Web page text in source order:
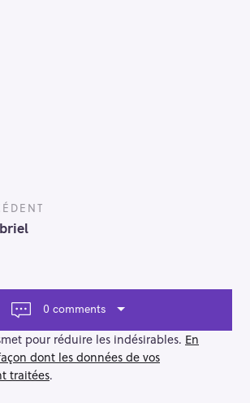
0 comments
pour réduire les indésirables. En
dont les données de vos
traitées.